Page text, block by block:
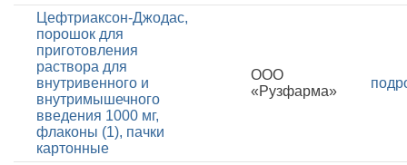
Цефтриаксон-Джодас,
порошок для
приготовления
раствора для
внутривенного и
внутримышечного
введения 1000 мг,
флаконы (1), пачки
картонные
ООО
«Рузфарма»